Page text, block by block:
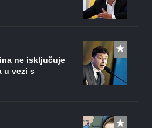
ne isključuje
u vezi s